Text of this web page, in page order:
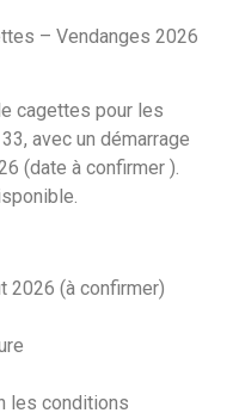
– Vendanges 2026
cagettes pour les
avec un démarrage
(date à confirmer ).
2026 (à confirmer)
les conditions